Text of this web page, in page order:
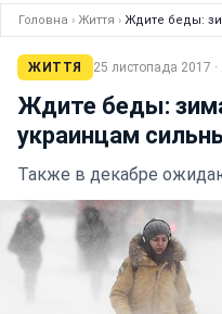
Головна › Життя › Ждите беды:
ЖИТТЯ 25 листопада 2017 ·
Ждите беды:
украинцам
Также в декабре